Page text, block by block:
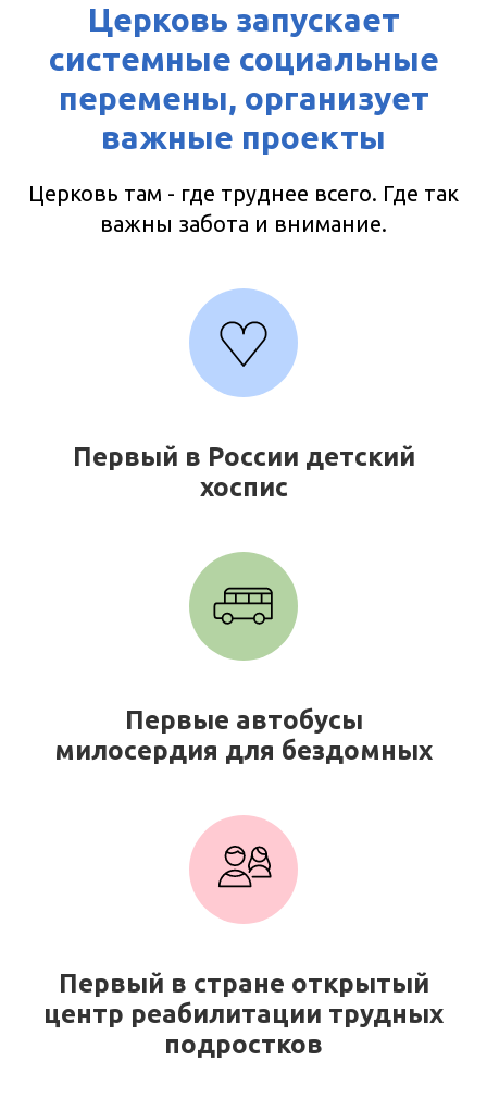
Церковь запускает
системные социальные
перемены, организует
важные проекты
Церковь там - где труднее всего. Где так
важны забота и внимание.
Первый в России детский
хоспис
Первые автобусы
милосердия для бездомных
Первый в стране открытый
центр реабилитации трудных
подростков